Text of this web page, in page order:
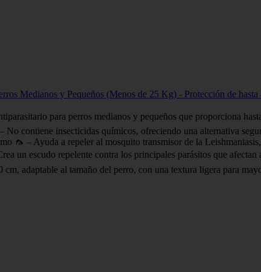
Medianos y Pequeños (Menos de 25 Kg) - Protección de
para perros medianos y pequeños que proporciona
No contiene insecticidas químicos, ofreciendo una alternativa
🦟 – Ayuda a repeler al mosquito transmisor de la
un escudo repelente contra los principales parásitos que
adaptable al tamaño del perro, con una textura ligera para